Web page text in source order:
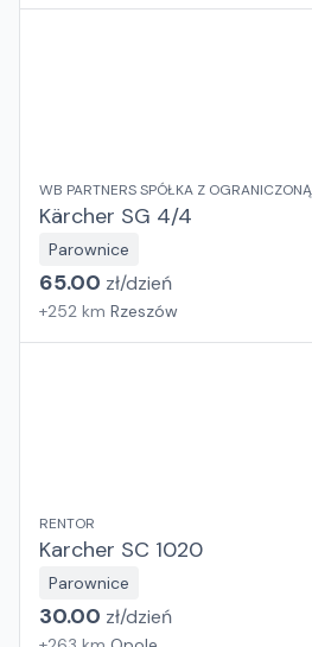
WB PARTNERS SPÓŁKA Z
Kärcher SG 4/4
Parownice
65.00 zł/dzień
+252 km Rzeszów
RENTOR
Karcher SC 1020
Parownice
30.00 zł/dzień